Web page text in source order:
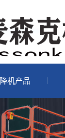
机产品